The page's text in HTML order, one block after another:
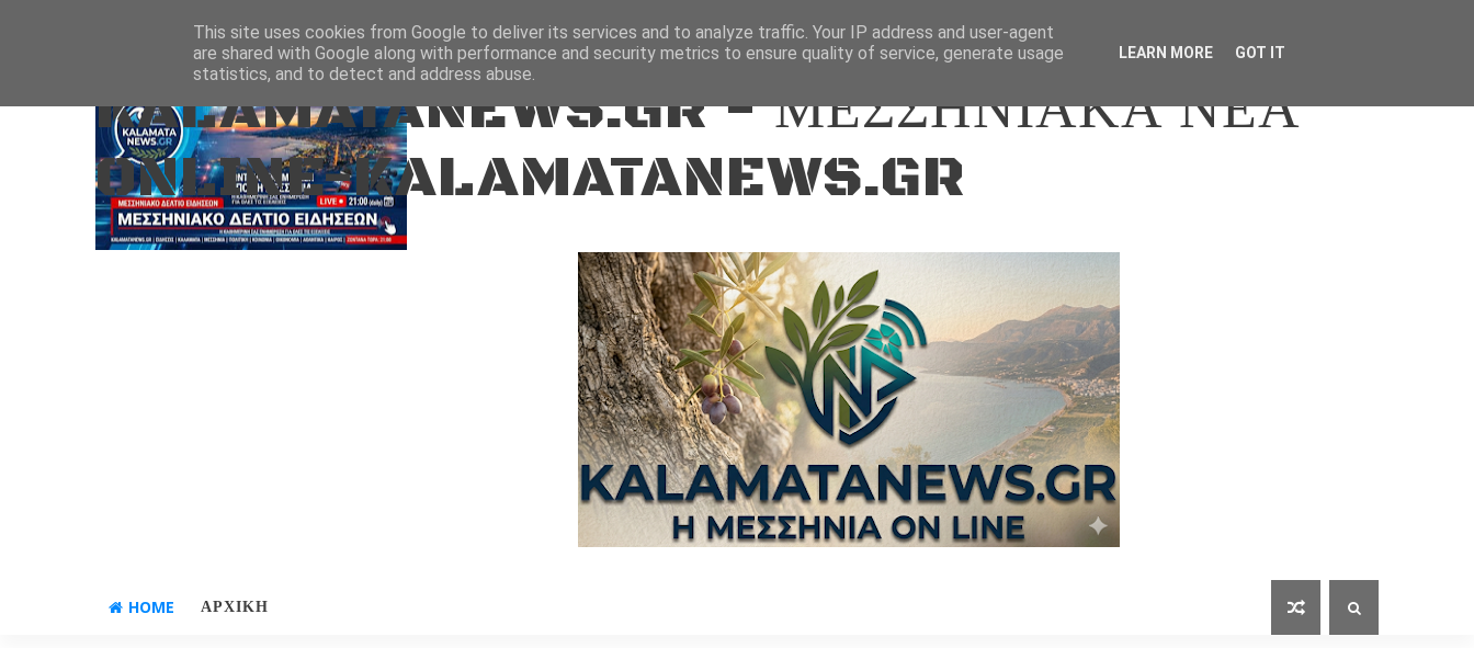
Aug 7, 2026
KALAMATANEWS.GR - ΜΕΣΣΗΝΙΑΚΑ ΝΕΑ
ONLINE-KALAMATANEWS.GR
HOME ΑΡΧΙΚΗ
This site uses cookies from Google to deliver its services and to analyze traffic. Your IP address and user-agent
are shared with Google along with performance and security metrics to ensure quality of service, generate usage
statistics, and to detect and address abuse.
LEARN MORE GOT IT